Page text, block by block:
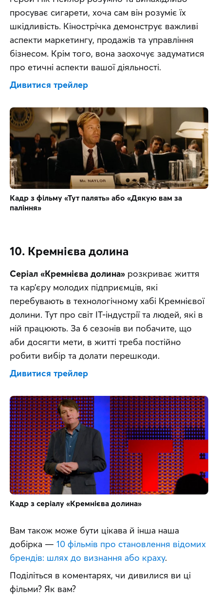
просуває сигарети, хоча сам він розуміє їх
шкідливість. Кінострічка демонструє важливі
аспекти маркетингу, продажів та управління
бізнесом. Крім того, вона заохочує задуматися
про етичні аспекти вашої діяльності.
Дивитися трейлер
Кадр з фільму «Тут палять» або «Дякую вам за
паління»
10. Кремнієва долина
Серіал «Кремнієва долина» розкриває життя
та кар’єру молодих підприємців, які
перебувають в технологічному хабі Кремнієвої
долини. Тут про світ IT-індустрії та людей, які в
ній працюють. За 6 сезонів ви побачите, що
аби досягти мети, в житті треба постійно
робити вибір та долати перешкоди.
Дивитися трейлер
Кадр з серіалу «Кремнієва долина»
Вам також може бути цікава й інша наша
добірка — 10 фільмів про становлення відомих
брендів: шлях до визнання або краху.
Поділіться в коментарях, чи дивилися ви ці
фільми? Як вам?